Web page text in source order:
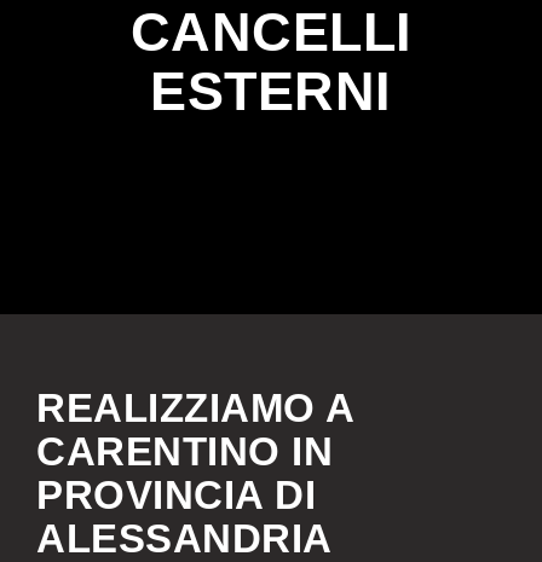
CANCELLI
ESTERNI
REALIZZIAMO A
CARENTINO IN
PROVINCIA DI
ALESSANDRIA